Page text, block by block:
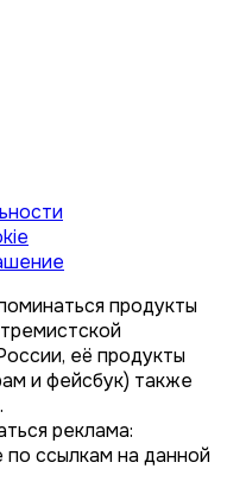
продукты
её продукты
и фейсбук) также
реклама:
ссылкам на данной